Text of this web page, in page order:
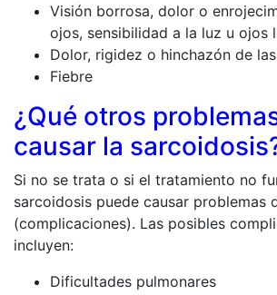
Visión borrosa, dolor o
ojos, sensibilidad a la luz u ojos
Dolor, rigidez o hinchazón de las
Fiebre
¿Qué otros
causar la
Si no se trata o si el tratamiento no
sarcoidosis puede causar problemas
(complicaciones). Las posibles
incluyen:
Dificultades pulmonares